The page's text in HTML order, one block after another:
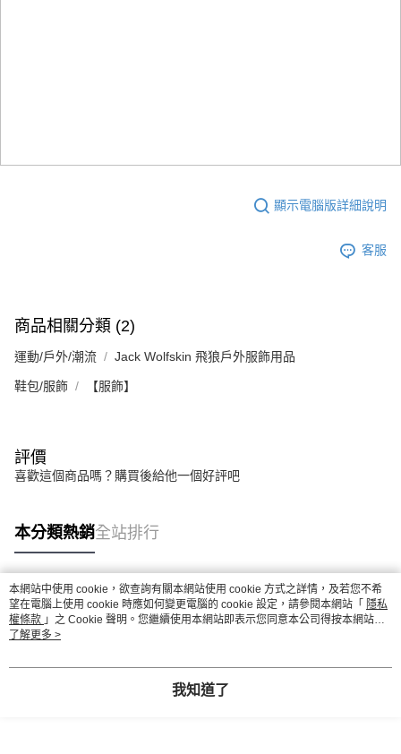
顯示電腦版詳細說明
客服
商品相關分類 (2)
運動/戶外/潮流 Jack Wolfskin 飛狼戶外服飾用品
鞋包/服飾 【服飾】
評價
喜歡這個商品嗎？購買後給他一個好評吧
本分類熱銷全站排行
熱門標籤
本網站中使用 cookie，欲查詢有關本網站使用 cookie 方式之詳情，及若您不希
望在電腦上使用 cookie 時應如何變更電腦的 cookie 設定，請參閱本網站「 隱私
權條款 」之 Cookie 聲明。您繼續使用本網站即表示您同意本公司得按本網站使
用條款之 Cookie 聲明使用 cookie。
了解更多 >
我知道了